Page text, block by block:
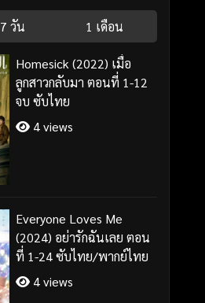
7 วัน 1 เดือน
Homesick (2022) เมื่อ
ลูกสาวกลับมา ตอนที่ 1-12
จบ ซับไทย
4 views
Everyone Loves Me
(2024) อย่ารักฉันเลย ตอน
ที่ 1-24 ซับไทย/พากย์ไทย
4 views